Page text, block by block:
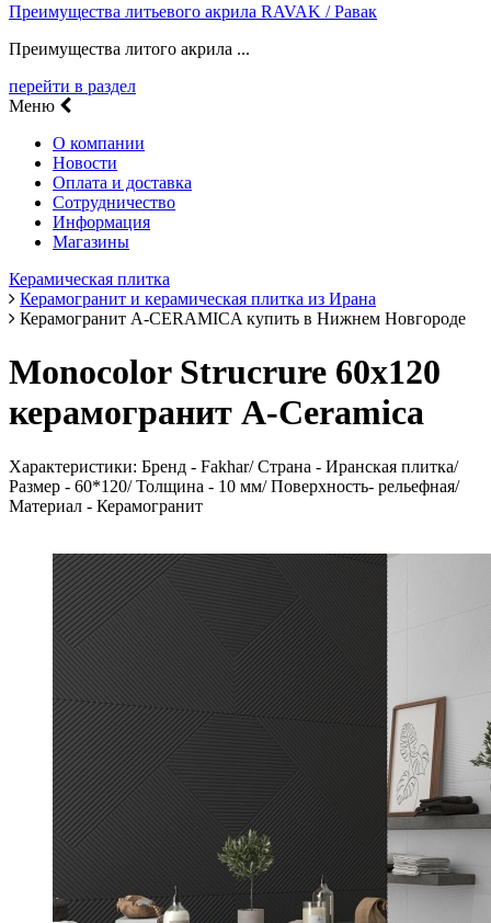
Преимущества литьевого акрила RAVAK / Равак
Преимущества литого акрила ...
перейти в раздел
Меню
О компании
Новости
Оплата и доставка
Сотрудничество
Информация
Магазины
Керамическая плитка
Керамогранит и керамическая плитка из Ирана
Керамогранит A-CERAMICA купить в Нижнем Новгороде
Monocolor Strucrure 60х120
керамогранит A-Ceramica
Характеристики: Бренд - Fakhar/ Страна - Иранская плитка/
Размер - 60*120/ Толщина - 10 мм/ Поверхность- рельефная/
Материал - Керамогранит